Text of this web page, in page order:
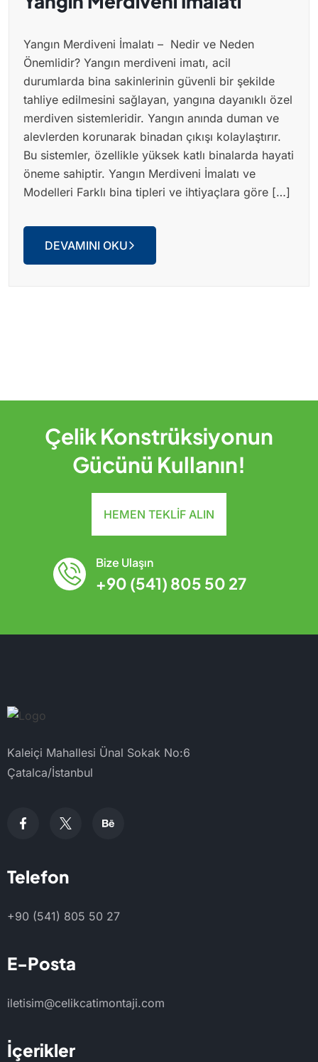
Yangın Merdiveni İmalatı – Nedir ve Neden
Önemlidir? Yangın merdiveni imatı, acil
durumlarda bina sakinlerinin güvenli bir şekilde
tahliye edilmesini sağlayan, yangına dayanıklı özel
merdiven sistemleridir. Yangın anında duman ve
alevlerden korunarak binadan çıkışı kolaylaştırır.
Bu sistemler, özellikle yüksek katlı binalarda hayati
öneme sahiptir. Yangın Merdiveni İmalatı ve
Modelleri Farklı bina tipleri ve ihtiyaçlara göre […]
DEVAMINI OKU
Çelik Konstrüksiyonun
Gücünü Kullanın!
HEMEN TEKLIF ALIN
Bize Ulaşın
+90 (541) 805 50 27
Kaleiçi Mahallesi Ünal Sokak No:6
Çatalca/İstanbul
Telefon
+90 (541) 805 50 27
E-Posta
iletisim@celikcatimontaji.com
İçerikler